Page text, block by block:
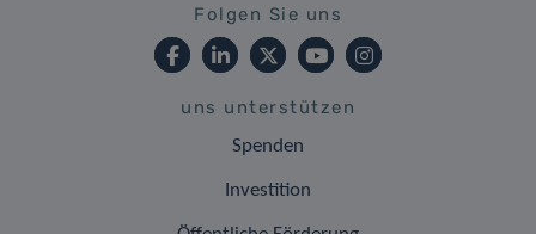
Folgen Sie uns
uns unterstützen
Spenden
Investition